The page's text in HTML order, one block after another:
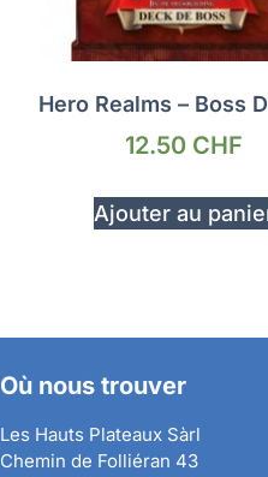
Hero Realms – Boss
12.50 CHF
Ajouter au
Où nous trouver
Les Hauts Plateaux Sàrl
Chemin de Folliéran 43